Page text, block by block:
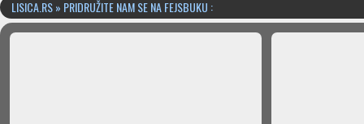
LISICA.RS » PRIDRUŽITE NAM SE NA FEJSBUKU :